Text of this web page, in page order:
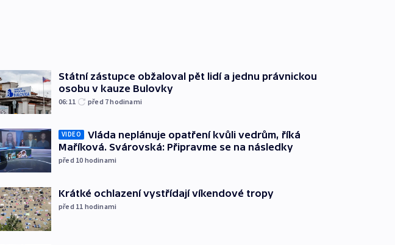
Státní zástupce obžaloval pět lidí a jednu právnickou
osobu v kauze Bulovky
06:11 před 7hodinami
VIDEO
Vláda neplánuje opatření kvůli vedrům, říká
Maříková. Svárovská: Připravme se na následky
před 10 hodinami
Krátké ochlazení vystřídají víkendové tropy
před 11 hodinami